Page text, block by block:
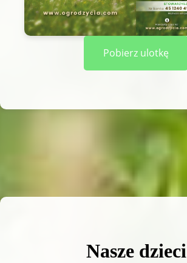
Pobierz ulotkę
Nasze dzieci